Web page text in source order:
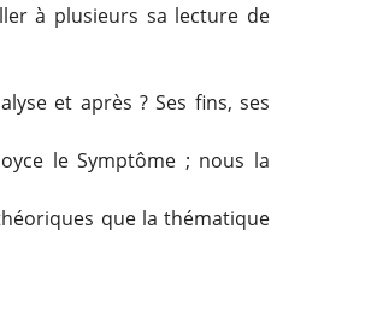
à plusieurs sa lecture de
et après ? Ses fins, ses
le Symptôme ; nous la
que la thématique